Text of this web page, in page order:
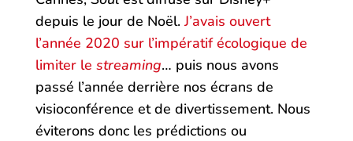
depuis le jour de Noël.J’avais ouvert
l’année 2020 sur l’impératif écologique de
limiter le streaming… puis nous avons
passé l’année derrière nos écrans de
visioconférence et de divertissement. Nous
éviterons donc les prédictions ou